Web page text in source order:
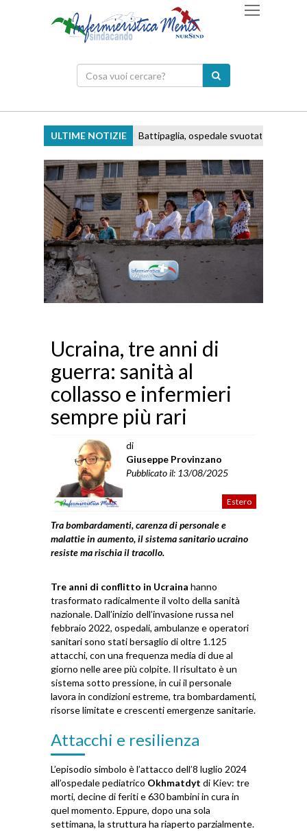
ULTIME NOTIZIE Battipaglia, ospedale svuotato e
Ucraina, tre anni di
guerra: sanità al
collasso e infermieri
sempre più rari
di
Giuseppe Provinzano
Pubblicato il: 13/08/2025
Estero
Tra bombardamenti, carenza di personale e
malattie in aumento, il sistema sanitario ucraino
resiste ma rischia il tracollo.
Tre anni di conflitto in Ucraina hanno
trasformato radicalmente il volto della sanità
nazionale. Dall’inizio dell’invasione russa nel
febbraio 2022, ospedali, ambulanze e operatori
sanitari sono stati bersaglio di oltre 1.125
attacchi, con una frequenza media di due al
giorno nelle aree più colpite. Il risultato è un
sistema sotto pressione, in cui il personale
lavora in condizioni estreme, tra bombardamenti,
risorse limitate e crescenti emergenze sanitarie.
Attacchi e resilienza
L’episodio simbolo è l’attacco dell’8 luglio 2024
all’ospedale pediatrico Okhmatdyt di Kiev: tre
morti, decine di feriti e 630 bambini in cura in
quel momento. Eppure, dopo una sola
settimana, la struttura ha riaperto parzialmente.